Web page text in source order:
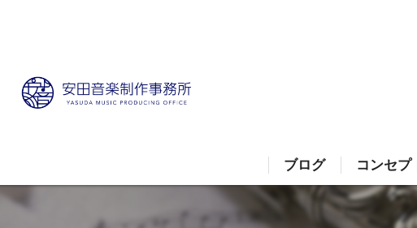
ブログ コンセプ
出張演奏の